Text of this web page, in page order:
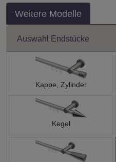
Weitere Modelle
Auswahl Endstücke
Kappe, Zylinder
Kegel